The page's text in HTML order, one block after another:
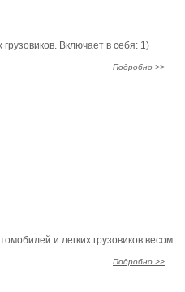
Включает в себя: 1)
Подробно >>
и легких грузовиков весом
Подробно >>